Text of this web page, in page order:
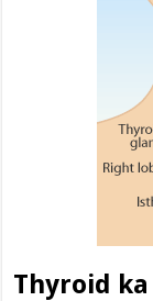
Thyroid ka